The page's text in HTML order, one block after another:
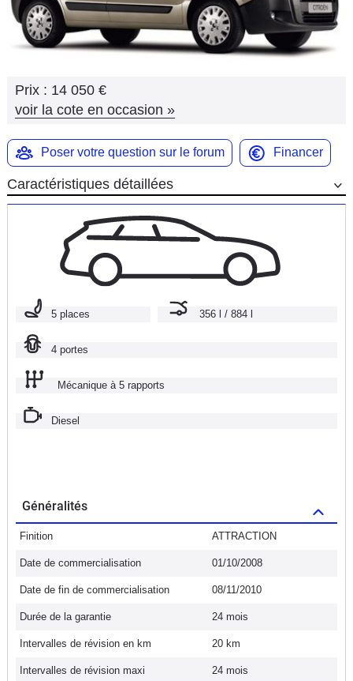
Forum
Marques
Prix : 14 050 €
voir la cote en occasion »
Poser votre question sur le forum Financer
Caractéristiques détaillées
5 places 356 l / 884 l
4 portes
Mécanique à 5 rapports
Diesel
Généralités
Finition ATTRACTION
Date de commercialisation 01/10/2008
Date de fin de commercialisation 08/11/2010
Durée de la garantie 24 mois
Intervalles de révision en km 20 km
Intervalles de révision maxi 24 mois